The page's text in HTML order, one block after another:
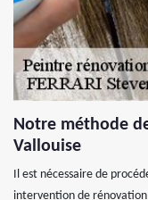
Notre méthode
Vallouise
Il est nécessaire de
intervention de